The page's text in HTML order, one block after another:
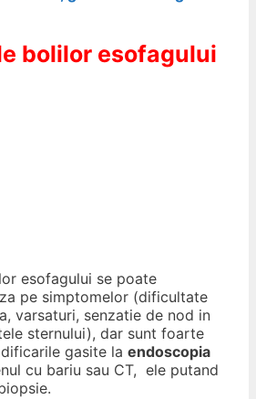
bolilor esofagului
esofagului se poate
pe simptomelor (dificultate
varsaturi, senzatie de nod in
sternului), dar sunt foarte
gasite la endoscopia
cu bariu sau CT, ele putand